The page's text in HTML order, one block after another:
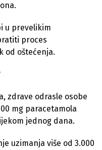
u prevelikim
proces
od oštećenja.
zdrave odrasle osobe
mg paracetamola
jednog dana.
uzimanja više od 3.000